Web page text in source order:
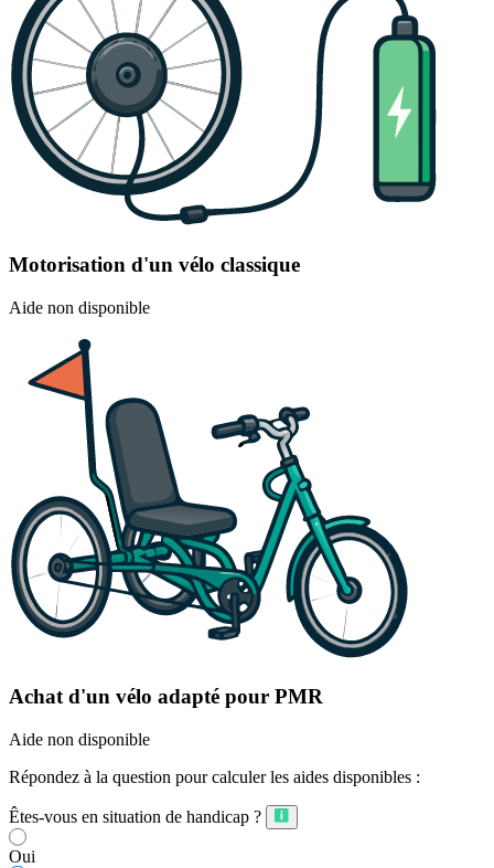
Motorisation d'un vélo classique
Aide non disponible
Achat d'un vélo adapté pour PMR
Aide non disponible
Répondez à la question pour calculer les aides disponibles :
Êtes-vous en situation de handicap ?
Oui